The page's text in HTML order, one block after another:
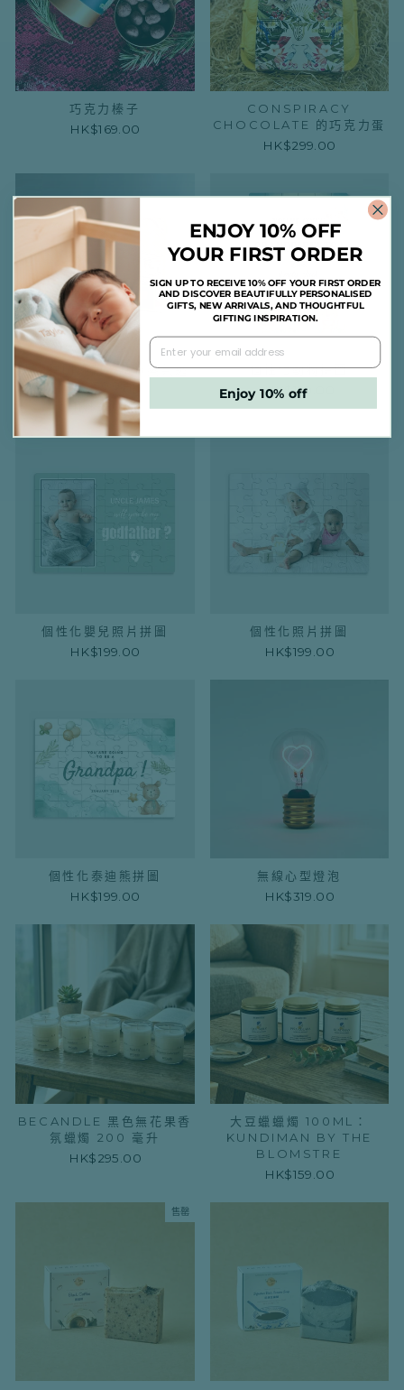
巧克力榛子
HK$169.00
CONSPIRACY
CHOCOLATE 的巧克力蛋
HK$299.00
香港拼圖謎題：點心蒸氣逃
逸 500片
HK$380.00
個性化動物拼圖
HK$199.00
個性化嬰兒照片拼圖
HK$199.00
個性化照片拼圖
HK$199.00
個性化泰迪熊拼圖
HK$199.00
無線心型燈泡
HK$319.00
BECANDLE 黑色無花果香
氛蠟燭 200 毫升
HK$295.00
大豆蠟蠟燭 100ML：
KUNDIMAN BY THE
BLOMSTRE
HK$159.00
售罄
ENJOY 10% OFF
YOUR FIRST ORDER
SIGN UP TO RECEIVE 10% OFF YOUR FIRST ORDER
AND DISCOVER BEAUTIFULLY PERSONALISED
GIFTS, NEW ARRIVALS, AND THOUGHTFUL
GIFTING INSPIRATION.
Enjoy 10% off